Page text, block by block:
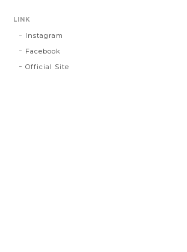
LINK
Instagram
Facebook
Official Site